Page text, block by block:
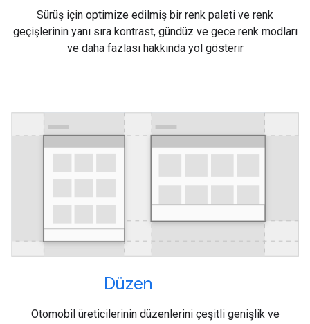
Sürüş için optimize edilmiş bir renk paleti ve renk
geçişlerinin yanı sıra kontrast, gündüz ve gece renk modları
ve daha fazlası hakkında yol gösterir
Düzen
Otomobil üreticilerinin düzenlerini çeşitli genişlik ve